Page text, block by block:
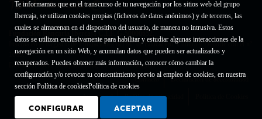
Te informamos que en el transcurso de tu navegación por los sitios web del grupo
Ibercaja, se utilizan cookies propias (ficheros de datos anónimos) y de terceros, las
cuales se almacenan en el dispositivo del usuario, de manera no intrusiva. Estos
datos se utilizan exclusivamente para habilitar y estudiar algunas interacciones de la
navegación en un sitio Web, y acumulan datos que pueden ser actualizados y
recuperados. Puedes obtener más información, conocer cómo cambiar la
configuración y/o revocar tu consentimiento previo al empleo de cookies, en nuestra
sección Política de cookiesPolítica de cookies
CONFIGURAR ACEPTAR
Fundación Bancaria Ibercaja C.I.F. G-50000652.
Inscrita en el Registro de Fundaciones del Mº de Educación, Cultura y Deporte con el nº
1689.
Domicilio social: Joaquín Costa, 13. 50001 Zaragoza.
Contacto
Declaración de accesibilidad
Aviso legal Política de privacidad